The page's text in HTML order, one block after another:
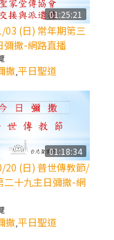
耶穌為什麼降生到
歌 – 太陽與生態音
教宗方濟各（中）
歌 – 太陽與生態音
教宗方濟各（下）
歌 – 太陽與生態音
教宗方濟各（上）
【將臨期避靜】—
01:25:21
03 (日) 常年期第三
彌撒-網路直播
撒, 平日聖道
01:18:34
20 (日) 普世傳教節/
二十九主日彌撒-網
撒, 平日聖道